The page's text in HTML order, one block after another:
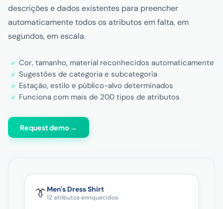
descrições e dados existentes para preencher
automaticamente todos os atributos em falta, em
segundos, em escala.
✓ Cor, tamanho, material reconhecidos automaticamente
✓ Sugestões de categoria e subcategoria
✓ Estação, estilo e público-alvo determinados
✓ Funciona com mais de 200 tipos de atributos
Request demo →
👔 Men's Dress Shirt
12 atributos enriquecidos